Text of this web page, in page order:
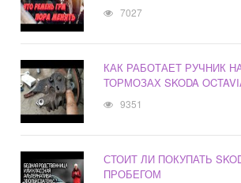
7027
КАК РАБОТАЕТ РУЧНИК
ТОРМОЗАХ SKODA
9351
СТОИТ ЛИ ПОКУПАТЬ
ПРОБЕГОМ